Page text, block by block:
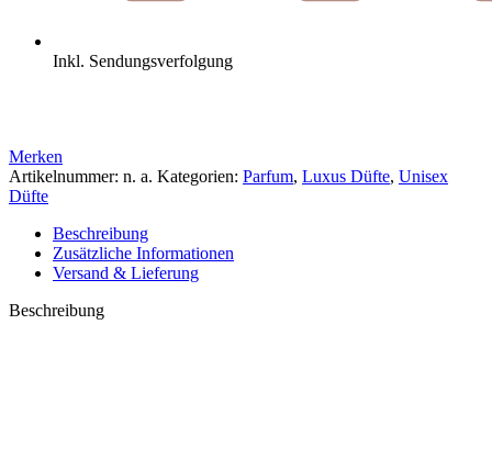
Inkl. Sendungsverfolgung
Merken
Artikelnummer: n. a. Kategorien: Parfum, Luxus Düfte, Unisex
Düfte
Beschreibung
Zusätzliche Informationen
Versand & Lieferung
Beschreibung